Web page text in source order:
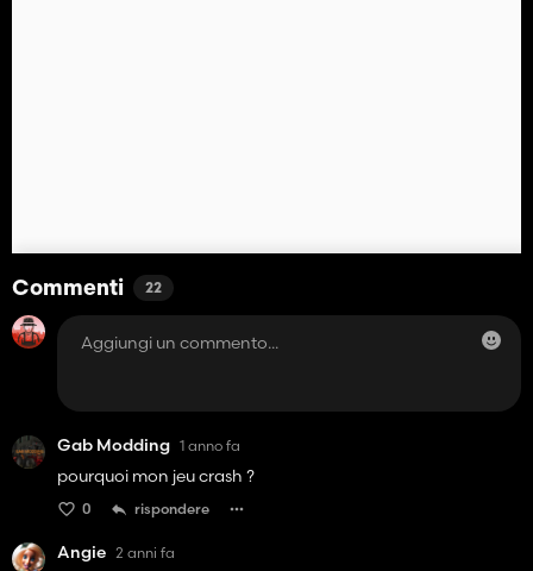
Commenti 22
Gab Modding 1 anno fa
pourquoi mon jeu crash ?
0 rispondere
Angie 2 anni fa